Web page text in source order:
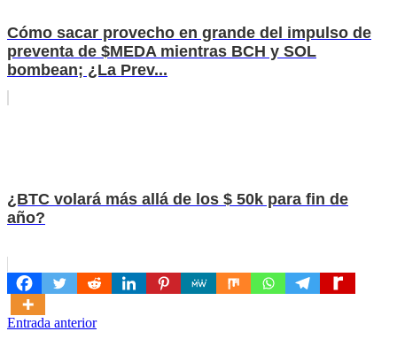
Cómo sacar provecho en grande del impulso de
preventa de $MEDA mientras BCH y SOL
bombean; ¿La Prev...
¿BTC volará más allá de los $ 50k para fin de
año?
Navegación
Entrada anterior